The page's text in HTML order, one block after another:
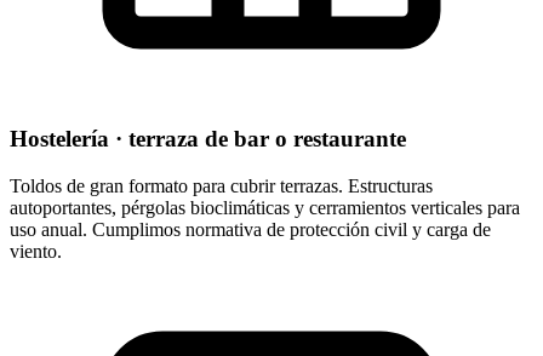
Hostelería · terraza de bar o restaurante
Toldos de gran formato para cubrir terrazas. Estructuras
autoportantes, pérgolas bioclimáticas y cerramientos verticales para
uso anual. Cumplimos normativa de protección civil y carga de
viento.